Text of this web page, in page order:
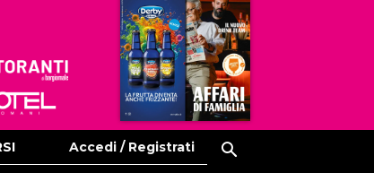
Ristoranti
Hoteldomani
Accedi / Registrati